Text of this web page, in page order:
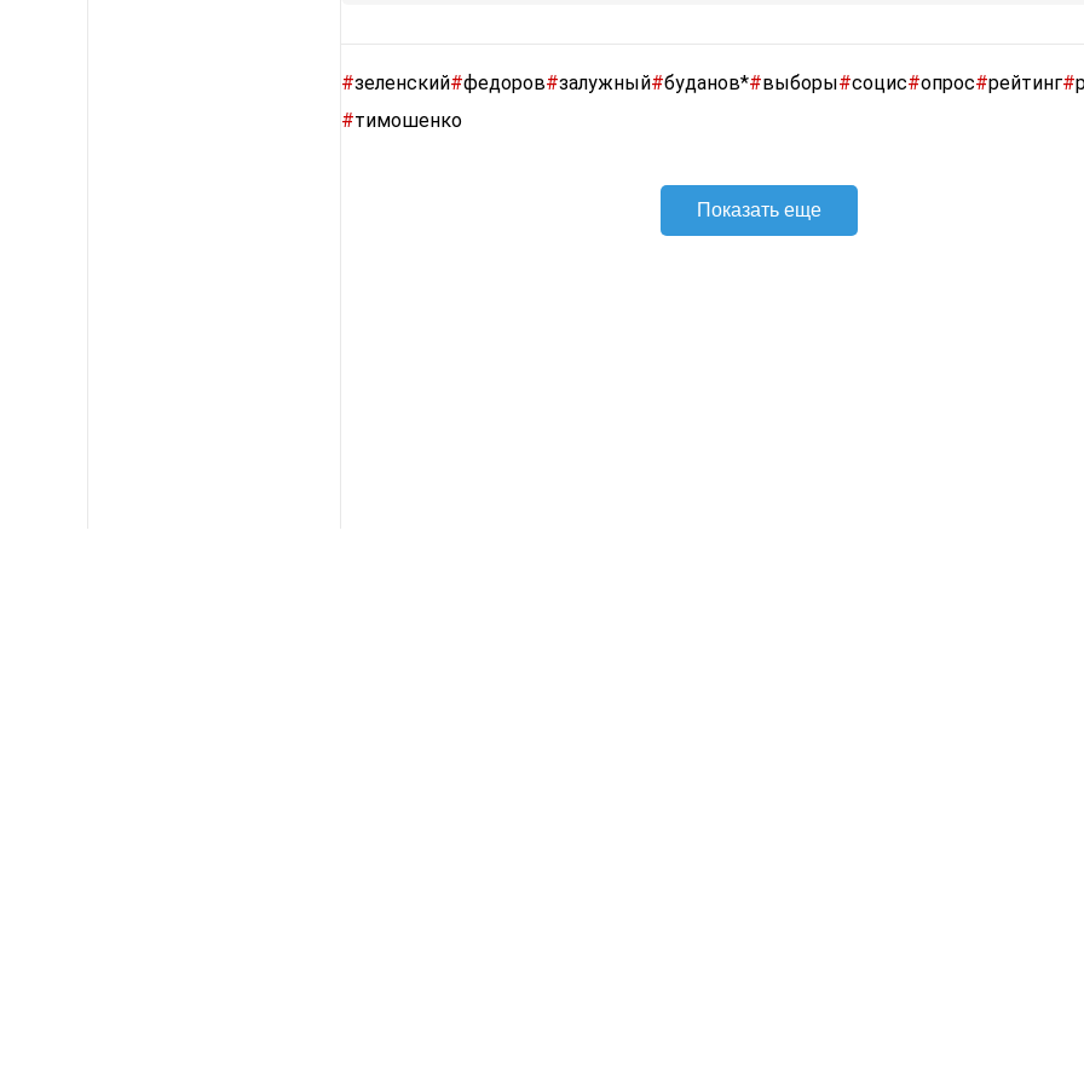
#зеленский#федоров#залужный#буданов*#выборы#социс#опрос#рейтинг#
#тимошенко
Показать еще